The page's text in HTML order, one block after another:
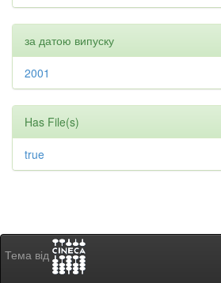
за датою випуску
2001
Has File(s)
true
Тема від